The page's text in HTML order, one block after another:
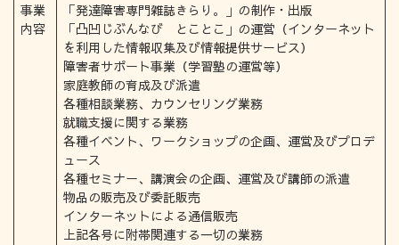
事業
内容
「発達障害専門雑誌きらり。」の制作・出版
「凸凹じぶんなび とことこ」の運営（インターネット
を利用した情報収集及び情報提供サービス）
障害者サポート事業（学習塾の運営等）
家庭教師の育成及び派遣
各種相談業務、カウンセリング業務
就職支援に関する業務
各種イベント、ワークショップの企画、運営及びプロデ
ュース
各種セミナー、講演会の企画、運営及び講師の派遣
物品の販売及び委託販売
インターネットによる通信販売
上記各号に附帯関連する一切の業務